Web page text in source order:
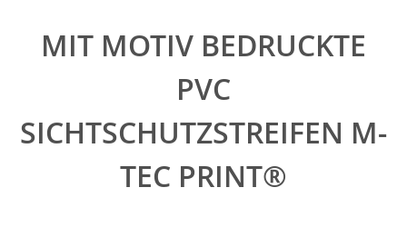
MIT MOTIV BEDRUCKTE
PVC
SICHTSCHUTZSTREIFEN M-
TEC PRINT®